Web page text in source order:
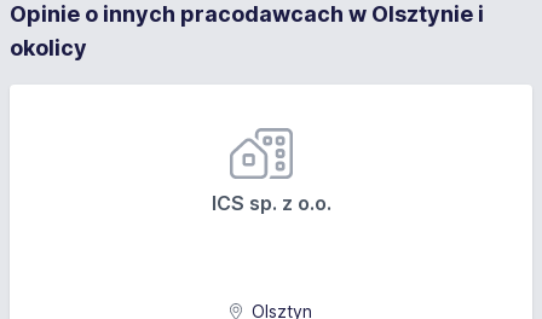
Opinie o innych pracodawcach w Olsztynie i
okolicy
ICS sp. z o.o.
Olsztyn